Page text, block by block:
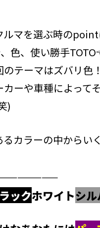
ルマを選ぶ時の
色、使い勝手
のテーマはズバリ色
ーや車種によって
)
るカラーの中から
ックホワイトシル